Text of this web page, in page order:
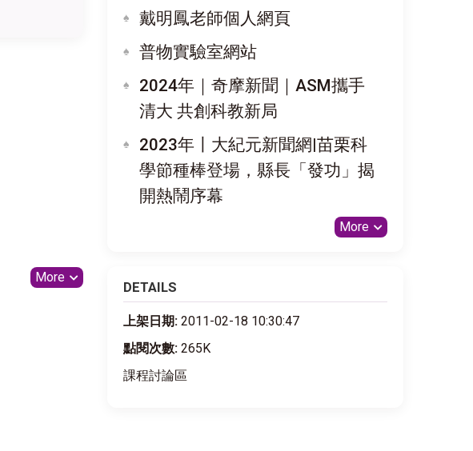
More
戴明鳳老師個人網頁
普物實驗室網站
2024年｜奇摩新聞｜ASM攜手
清大 共創科教新局
2023年〡大紀元新聞網|苗栗科
學節種棒登場，縣長「發功」揭
開熱鬧序幕
More
DETAILS
上架日期: 2011-02-18 10:30:47
點閱次數: 265K
課程討論區